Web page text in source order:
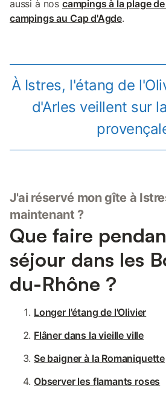
aussi à nos campings à la plage
campings au Cap d'Agde.
À Istres, l'étang de
d'Arles veillent sur
J'ai réservé mon gîte à
maintenant ?
Que faire
séjour dans les
du-Rhône ?
Longer l'étang de l'Olivier
Flâner dans la vieille ville
Se baigner à la Romaniquette
Observer les flamants roses